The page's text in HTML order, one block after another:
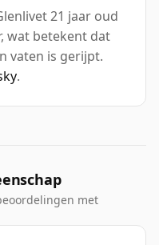
21 jaar oud
wat betekent dat
vaten is gerijpt.
.
met